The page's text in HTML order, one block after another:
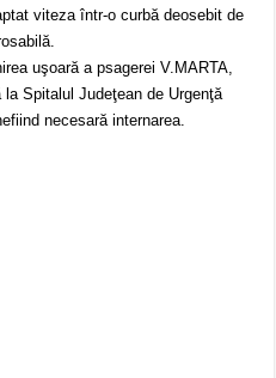
viteza într-o curbă deosebit de
uşoară a psagerei V.MARTA,
Spitalul Judeţean de Urgenţă
necesară internarea.